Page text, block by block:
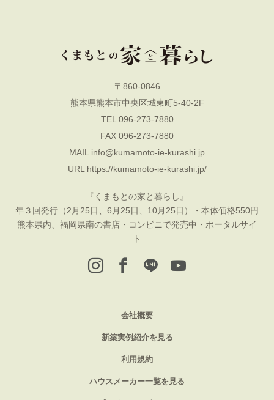
〒860-0846
熊本県熊本市中央区城東町5-40-2F
TEL 096-273-7880
FAX 096-273-7880
MAIL info@kumamoto-ie-kurashi.jp
URL https://kumamoto-ie-kurashi.jp/
『くまもとの家と暮らし』
年３回発行（2月25日、6月25日、10月25日）・本体価格550円
熊本県内、福岡県南の書店・コンビニで発売中・ポータルサイ
ト
会社概要
新築実例紹介を見る
利用規約
ハウスメーカー一覧を見る